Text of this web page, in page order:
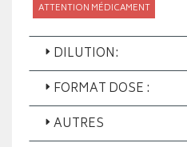
ATTENTION MÉDICAMENT
DILUTION:
FORMAT DOSE :
AUTRES